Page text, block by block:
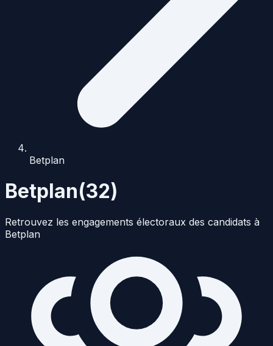
Betplan
Betplan(32)
Retrouvez les engagements électoraux des candidats à
Betplan